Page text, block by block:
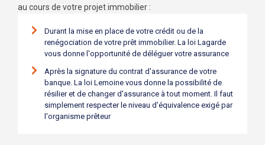
au cours de votre projet immobilier :
Durant la mise en place de votre crédit ou de la
renégociation de votre prêt immobilier. La loi Lagarde
vous donne l'opportunité de déléguer votre assurance
Après la signature du contrat d'assurance de votre
banque. La loi Lemoine vous donne la possibilité de
résilier et de changer d'assurance à tout moment. Il faut
simplement respecter le niveau d'équivalence exigé par
l'organisme prêteur